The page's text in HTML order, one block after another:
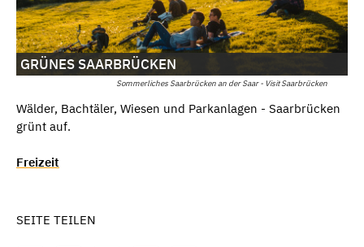
Sommerliches Saarbrücken an der Saar - Visit Saarbrücken
GRÜNES SAARBRÜCKEN
Wälder, Bachtäler, Wiesen und Parkanlagen - Saarbrücken
grünt auf.
Freizeit
SEITE TEILEN